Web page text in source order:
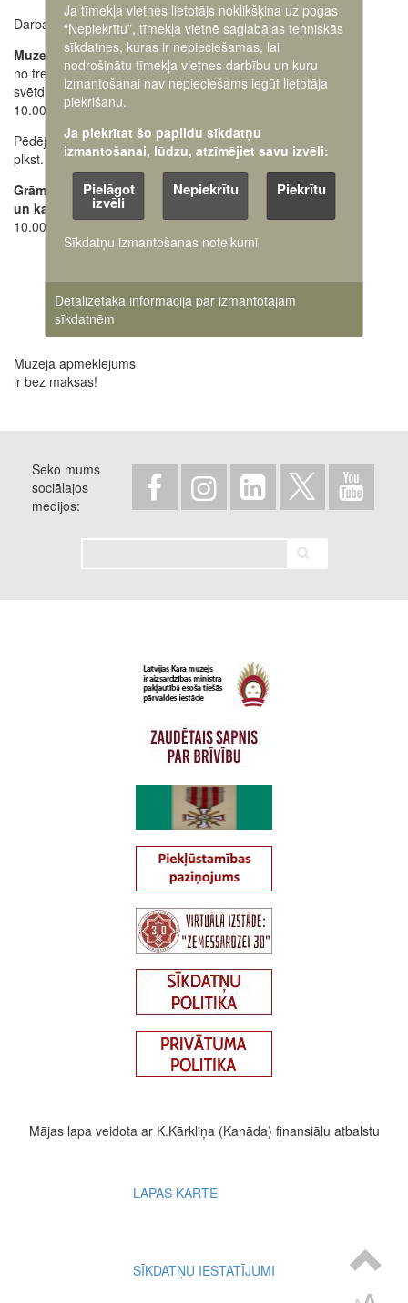
Darba laiki:
Muzejs atvērts:
no trešdienas līdz
svētdienai
10.00 - 18.00
Pēdējos apmeklētājus ielaiž
plkst. 17.30
Grāmatu tirdzniecības
un kases darba laiks:
10.00 - 17.45
Muzeja administrācija
+371 63616238
Ekskursiju pieteikšana
+371 28662648
Oficiālais e-pasts:
pasts@karamuzejs.lv
Raksti mums uz e-adresi
Muzeja apmeklējums
ir bez maksas!
Seko mums
sociālajos
medijos
Mājas lapa veidota ar K.Kārkliņa (Kanāda) finansiālu atbalstu
Footer
LAPAS KARTE
SĪKDATŅU IESTATĪJUMI
Ja tīmekļa vietnes lietotājs noklikšķina uz pogas
“Nepiekrītu”, tīmekļa vietnē saglabājas tehniskās
sīkdatnes, kuras ir nepieciešamas, lai
nodrošinātu tīmekļa vietnes darbību un kuru
izmantošanai nav nepieciešams iegūt lietotāja
piekrišanu.
Ja piekrītat šo papildu sīkdatņu
izmantošanai, lūdzu, atzīmējiet savu izvēli:
Pielāgot
izvēli
Nepiekrītu Piekrītu
Sīkdatņu izmantošanas noteikumi
Detalizētāka informācija par izmantotajām
sīkdatnēm